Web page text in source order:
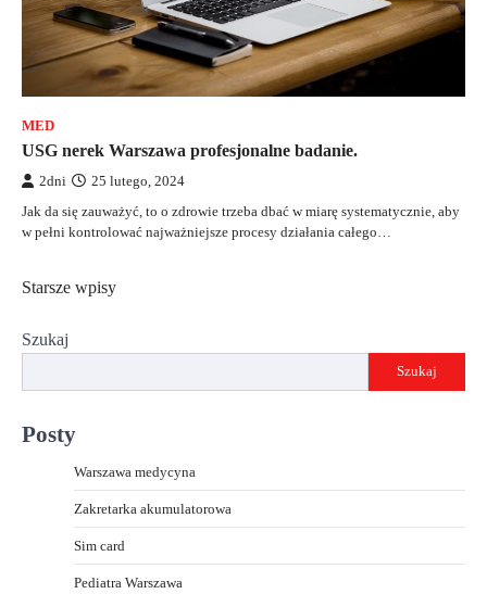
MED
USG nerek Warszawa profesjonalne badanie.
2dni 25 lutego, 2024
Jak da się zauważyć, to o zdrowie trzeba dbać w miarę systematycznie, aby
w pełni kontrolować najważniejsze procesy działania całego…
Nawigacja
wpisach
Starsze wpisy
Szukaj
Szukaj
Posty
Warszawa medycyna
Zakretarka akumulatorowa
Sim card
Pediatra Warszawa